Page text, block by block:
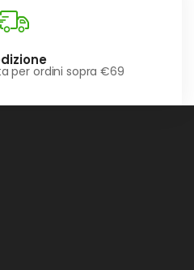
per ordini sopra €69